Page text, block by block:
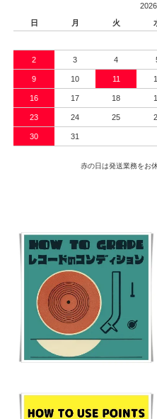
日
月 火
2 3 4
9 10 11
16 17 18
23 24 25
30 31
赤の日は発送業務をお